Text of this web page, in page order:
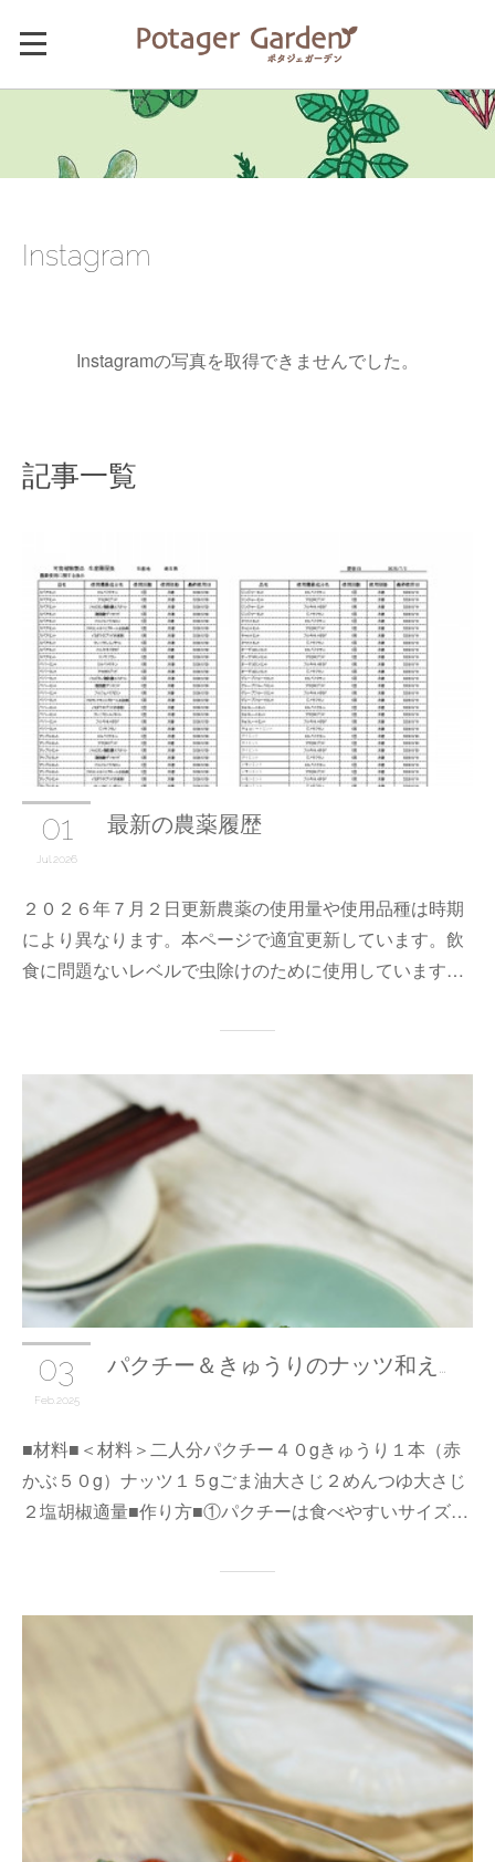
Instagram
Instagramの写真を取得できませんでした。
記事一覧
01
Jul 2026
最新の農薬履歴
２０２６年７月２日更新農薬の使用量や使用品種は時期
により異なります。本ページで適宜更新しています。飲
食に問題ないレベルで虫除けのために使用しています…
03
Feb 2025
パクチー＆きゅうりのナッツ和え…
■材料■＜材料＞二人分パクチー４０gきゅうり１本（赤
かぶ５０g）ナッツ１５gごま油大さじ２めんつゆ大さじ
２塩胡椒適量■作り方■①パクチーは食べやすいサイズ…